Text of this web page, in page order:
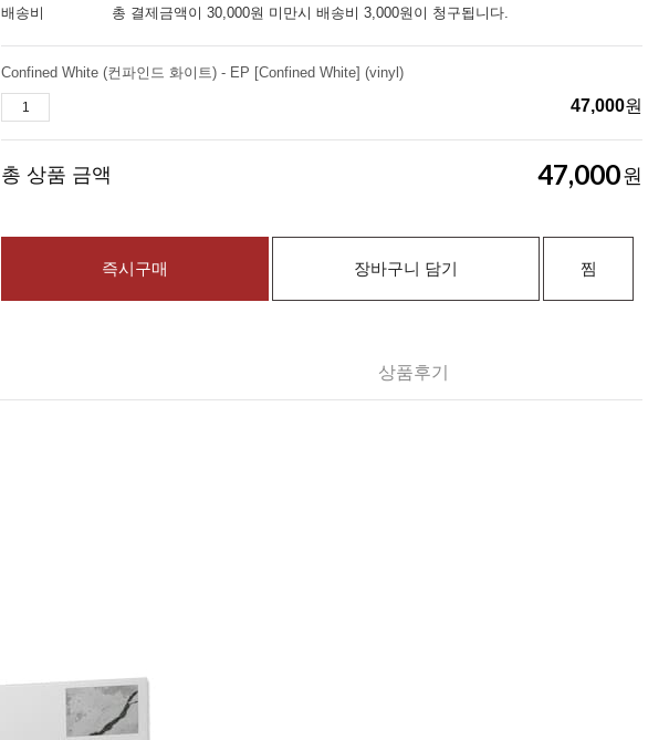
배송비
총 결제금액이 30,000원 미만시 배송비 3,000원이 청구됩니다.
Confined White (컨파인드 화이트) - EP [Confined White] (vinyl)
47,000원
총 상품 금액 47,000원
즉시구매 장바구니 담기 찜
상품후기